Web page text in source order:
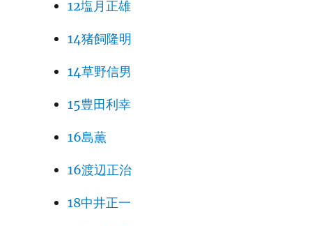
12塩月正雄
14猪飼隆明
14草野信男
15豊田利幸
16島薫
16渡辺正治
18中井正一